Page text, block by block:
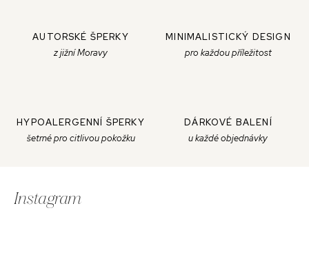
AUTORSKÉ ŠPERKY
z jižní Moravy
MINIMALISTICKÝ DESIGN
pro každou příležitost
HYPOALERGENNÍ ŠPERKY
šetrné pro citlivou pokožku
DÁRKOVÉ BALENÍ
u každé objednávky
Instagram